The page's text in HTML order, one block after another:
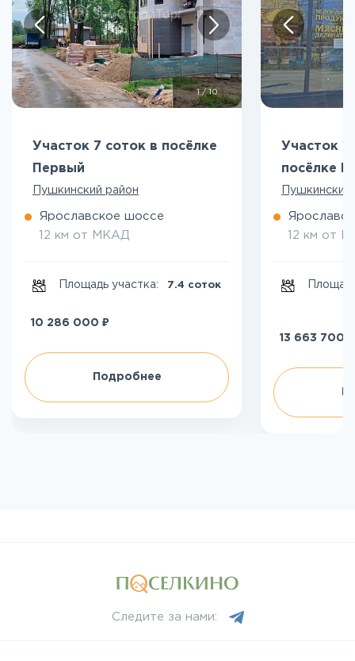
1/10
Участок 7 соток в посёлке
Первый
Пушкинский район
Ярославское шоссе
12 км от МКАД
Площадь участка: 7.4 соток
10 286 000 ₽
Подробнее
Участок
посёлке
Пушкинский
12 км от
13 663 700
Следите за нами: